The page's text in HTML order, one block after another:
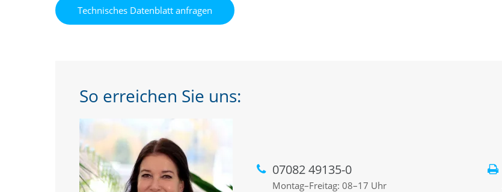
So erreichen Sie uns:
07082 49135-0
Montag–Freitag: 08–17 Uhr